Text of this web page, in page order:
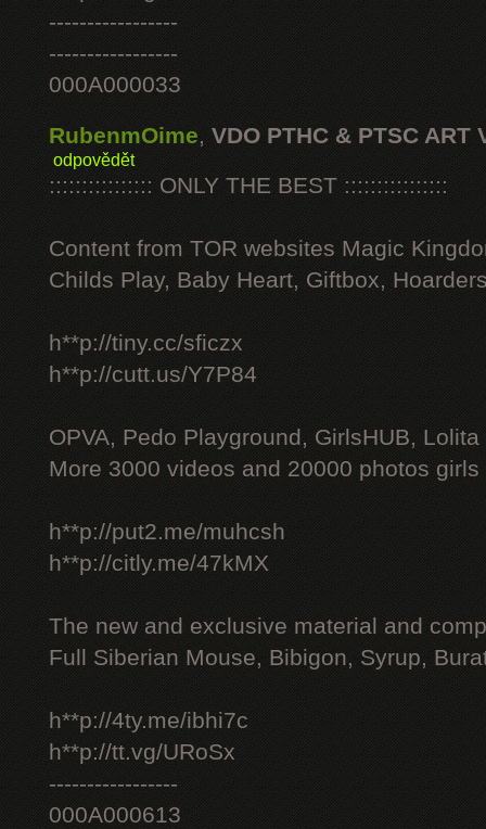
-----------------
-----------------
000A000033
RubenmOime, VDO PTHC & PTSC ART
odpovědět
:::::::::::::::: ONLY THE BEST ::::::::::::::::
Content from TOR websites Magic
Childs Play, Baby Heart, Giftbox,
h**p://tiny.cc/sficzx
h**p://cutt.us/Y7P84
OPVA, Pedo Playground, GirlsHUB, Lolita
More 3000 videos and 20000 photos
h**p://put2.me/muhcsh
h**p://citly.me/47kMX
The new and exclusive material and
Full Siberian Mouse, Bibigon, Syrup,
h**p://4ty.me/ibhi7c
h**p://tt.vg/URoSx
-----------------
000A000613